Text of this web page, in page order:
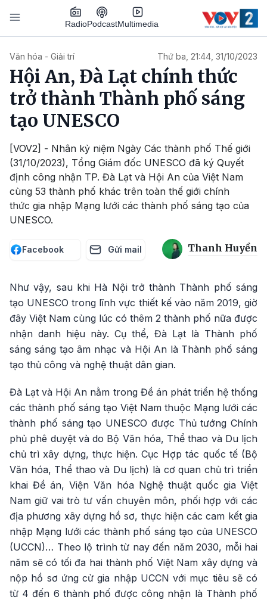
Nhảy đến nội dung
RadioPodcastMultimedia
Văn hóa - Giải trí Thứ ba, 21:44, 31/10/2023
Hội An, Đà Lạt chính thức
trở thành Thành phố sáng
tạo UNESCO
[VOV2] - Nhân kỷ niệm Ngày Các thành phố Thế giới
(31/10/2023), Tổng Giám đốc UNESCO đã ký Quyết
định công nhận TP. Đà Lạt và Hội An của Việt Nam
cùng 53 thành phố khác trên toàn thế giới chính
thức gia nhập Mạng lưới các thành phố sáng tạo của
UNESCO.
Facebook Gửi mail Thanh Huyền
Như vậy, sau khi Hà Nội trở thành Thành phố sáng
tạo UNESCO trong lĩnh vực thiết kế vào năm 2019, giờ
đây Việt Nam cùng lúc có thêm 2 thành phố nữa được
nhận danh hiệu này. Cụ thể, Đà Lạt là Thành phố
sáng sáng tạo âm nhạc và Hội An là Thành phố sáng
tạo thủ công và nghệ thuật dân gian.
Đà Lạt và Hội An nằm trong Đề án phát triển hệ thống
các thành phố sáng tạo Việt Nam thuộc Mạng lưới các
thành phố sáng tạo UNESCO được Thủ tướng Chính
phủ phê duyệt và do Bộ Văn hóa, Thể thao và Du lịch
chủ trì xây dựng, thực hiện. Cục Hợp tác quốc tế (Bộ
Văn hóa, Thể thao và Du lịch) là cơ quan chủ trì triển
khai Đề án, Viện Văn hóa Nghệ thuật quốc gia Việt
Nam giữ vai trò tư vấn chuyên môn, phối hợp với các
địa phương xây dựng hồ sơ, thực hiện các cam kết gia
nhập Mạng lưới các thành phố sáng tạo của UNESCO
(UCCN)… Theo lộ trình từ nay đến năm 2030, mỗi hai
năm sẽ có tối đa hai thành phố Việt Nam xây dựng và
nộp hồ sơ ứng cử gia nhập UCCN với mục tiêu sẽ có
từ 4 đến 6 thành phố được công nhận là Thành phố